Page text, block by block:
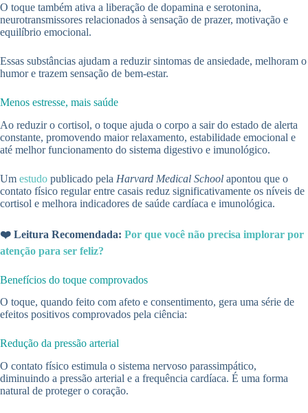
O toque também ativa a liberação de dopamina e serotonina,
neurotransmissores relacionados à sensação de prazer, motivação e
equilíbrio emocional.
Essas substâncias ajudam a reduzir sintomas de ansiedade, melhoram o
humor e trazem sensação de bem-estar.
Menos estresse, mais saúde
Ao reduzir o cortisol, o toque ajuda o corpo a sair do estado de alerta
constante, promovendo maior relaxamento, estabilidade emocional e
até melhor funcionamento do sistema digestivo e imunológico.
Um estudo publicado pela Harvard Medical School apontou que o
contato físico regular entre casais reduz significativamente os níveis de
cortisol e melhora indicadores de saúde cardíaca e imunológica.
❤️ Leitura Recomendada: Por que você não precisa implorar por
atenção para ser feliz?
Benefícios do toque comprovados
O toque, quando feito com afeto e consentimento, gera uma série de
efeitos positivos comprovados pela ciência:
Redução da pressão arterial
O contato físico estimula o sistema nervoso parassimpático,
diminuindo a pressão arterial e a frequência cardíaca. É uma forma
natural de proteger o coração.